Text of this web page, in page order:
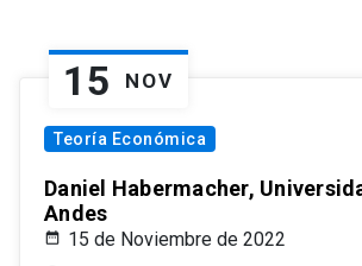
15 NOV
Teoría Económica
Daniel Habermacher,
Andes
15 de Noviembre de 2022